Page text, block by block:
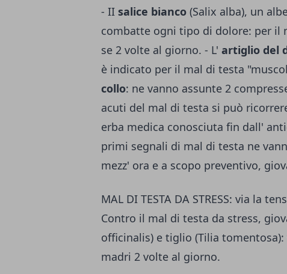
- II salice bianco (Salix alba), un
combatte ogni tipo di dolore: per il
se 2 volte al giorno. - L' artiglio del
è indicato per il mal di testa
collo: ne vanno assunte 2
acuti del mal di testa si può
erba medica conosciuta fin dall'
primi segnali di mal di testa ne
mezz' ora e a scopo preventivo,
MAL DI TESTA DA STRESS: via la
Contro il mal di testa da stress,
officinalis) e tiglio (Tilia
madri 2 volte al giorno.